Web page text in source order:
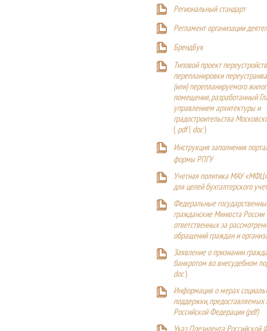
Региональный стандарт
Регламент организации
БрендБук
Типовой проект
перепланировки
(или) перепланируемого
помещения, разработанный
управлением архитектуры и
градостроительства
(pdf| doc)
Инструкция заполнения
формы РПГУ
Учетная политика МАУ
для целей бухгалтерского
Федеральные
гражданские Минюста России
ответственных за
обращений граждан и
Заявление о признании
банкротом во внесудебном
doc)
Информация о мерах
поддержки,
Российской Федерации (pdf)